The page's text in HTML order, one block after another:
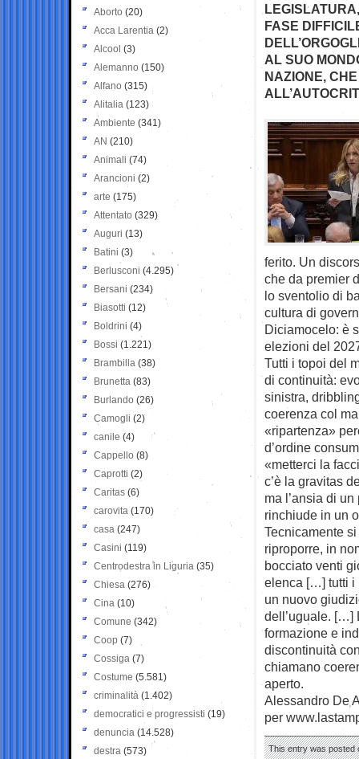
FASE
AL SUO
NAZIONE,
ferito. Un
che da premier
lo sventolio di
cultura di
Diciamocelo: è
elezioni del
Tutti i topoi del
di continuità:
sinistra,
coerenza col
«ripartenza»
d’ordine
«metterci la
c’è la gravitas
ma l’ansia di
rinchiude in un
Tecnicamente
riproporre, in
bocciato venti
elenca […] tutti i
un nuovo
dell’uguale. […]
formazione e
discontinuità
chiamano
aperto.
Alessandro De
per
This entry was posted
Aborto (20)
Acca Larentia (2)
Alcool (3)
Alemanno (150)
Alfano (315)
Alitalia (123)
Ambiente (341)
AN (210)
Animali (74)
Arancioni (2)
arte (175)
Attentato (329)
Auguri (13)
Batini (3)
Berlusconi (4.295)
Bersani (234)
Biasotti (12)
Boldrini (4)
Bossi (1.221)
Brambilla (38)
Brunetta (83)
Burlando (26)
Camogli (2)
canile (4)
Cappello (8)
Caprotti (2)
Caritas (6)
carovita (170)
casa (247)
Casini (119)
Centrodestra in Liguria (35)
Chiesa (276)
Cina (10)
Comune (342)
Coop (7)
Cossiga (7)
Costume (5.581)
criminalità (1.402)
democratici e progressisti (19)
denuncia (14.528)
destra (573)